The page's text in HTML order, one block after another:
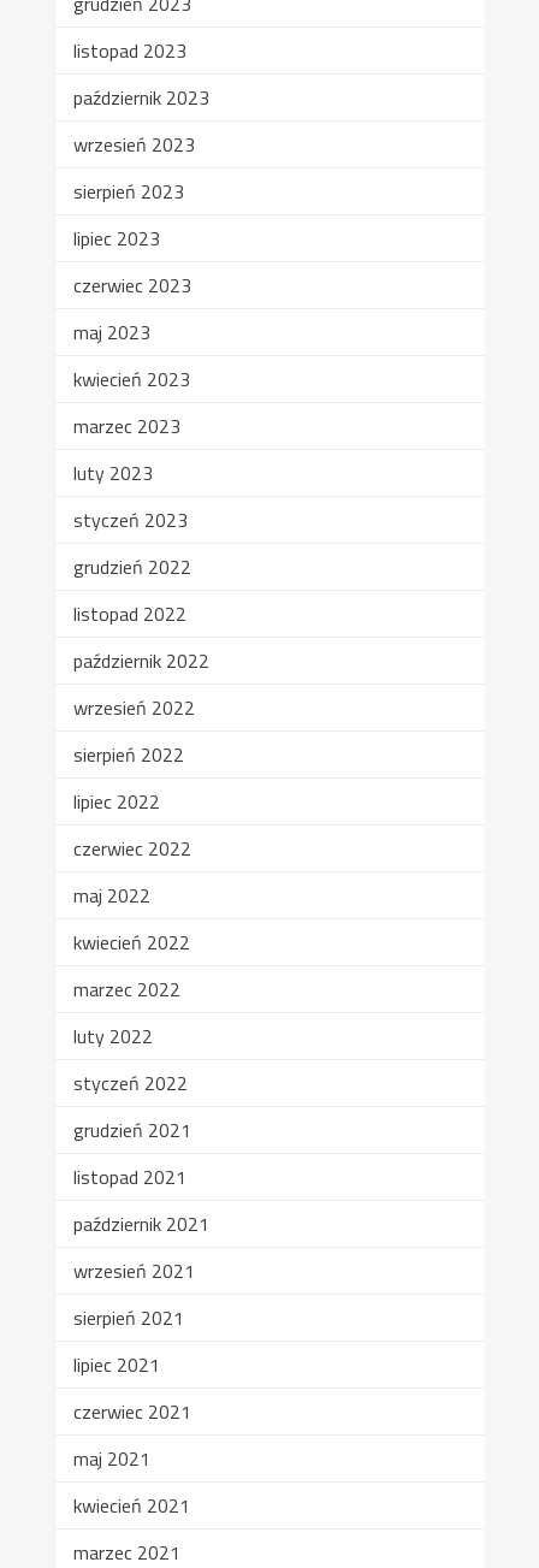
listopad 2023
październik 2023
wrzesień 2023
sierpień 2023
lipiec 2023
czerwiec 2023
maj 2023
kwiecień 2023
marzec 2023
luty 2023
styczeń 2023
grudzień 2022
listopad 2022
październik 2022
wrzesień 2022
sierpień 2022
lipiec 2022
czerwiec 2022
maj 2022
kwiecień 2022
marzec 2022
luty 2022
styczeń 2022
grudzień 2021
listopad 2021
październik 2021
wrzesień 2021
sierpień 2021
lipiec 2021
czerwiec 2021
maj 2021
kwiecień 2021
marzec 2021